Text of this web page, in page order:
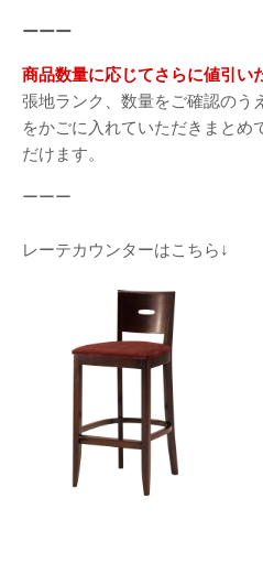
ーーー
商品数量に応じてさらに値引い
張地ランク、数量をご確認のう
をかごに入れていただきまとめ
だけます。
ーーー
レーテカウンターはこちら↓